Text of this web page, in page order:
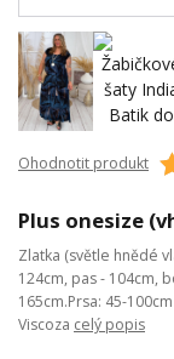
Ohodnotit produkt
Plus onesize
Zlatka (světle hnědé
124cm, pas - 104cm,
165cm.Prsa: 45-
Viscoza celý popis